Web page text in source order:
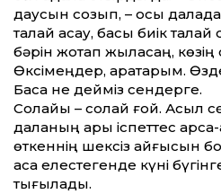
даусын созып, – осы
талай асау, басы биік талай
бәрін жоқтап жыласаң,
Өксімеңдер, қарақтарым.
Басқа не дейміз сендерге.
Солайы – солай ғой. Асыл
даланың ары іспеттес арса-
өткеннің шексіз қайғысын
қасқа елестегенде күні
тығылады.